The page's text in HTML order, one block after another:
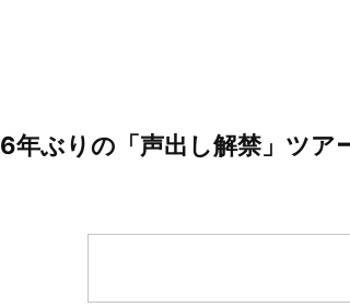
6年ぶりの「声出し解禁」ツア